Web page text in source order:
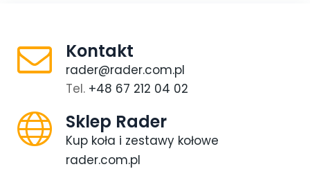
Kontakt
rader@rader.com.pl
Tel. +48 67 212 04 02
Sklep Rader
Kup koła i zestawy kołowe
rader.com.pl